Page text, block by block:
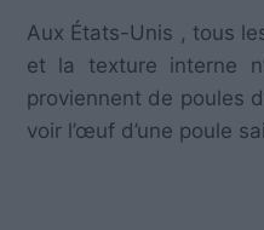
Aux États-Unis , tous
et la texture interne
proviennent de poules
voir l’œuf d’une poule